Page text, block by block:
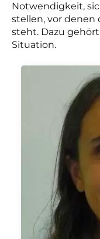
Notwendigkeit,
stellen, vor denen
steht. Dazu
Situation.